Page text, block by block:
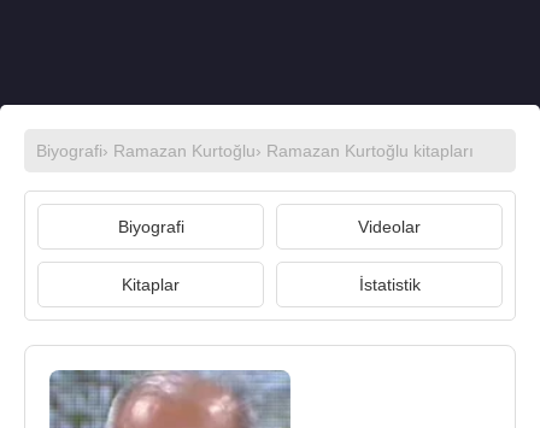
Biyografi› Ramazan Kurtoğlu› Ramazan Kurtoğlu kitapları
Biyografi Videolar
Kitaplar İstatistik